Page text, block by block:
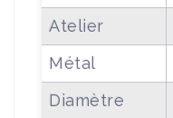
Atelier
Métal
Diamètre